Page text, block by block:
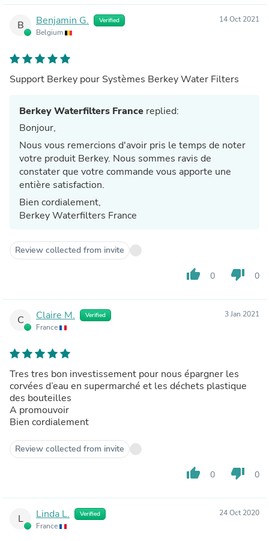
B Benjamin G. Verified
Belgium
14 Oct 2021
Support Berkey pour Systèmes Berkey Water Filters
Berkey Waterfilters France replied:
Bonjour,
Nous vous remercions d'avoir pris le temps de noter
votre produit Berkey. Nous sommes ravis de
constater que votre commande vous apporte une
entière satisfaction.
Bien cordialement,
Berkey Waterfilters France
Review collected from invite
thumb_up 0 thumb_down 0
C Claire M. Verified
France
3 Jan 2021
Tres tres bon investissement pour nous épargner les
corvées d’eau en supermarché et les déchets plastique
des bouteilles
A promouvoir
Bien cordialement
Review collected from invite
thumb_up 0 thumb_down 0
L Linda L. Verified
France
24 Oct 2020